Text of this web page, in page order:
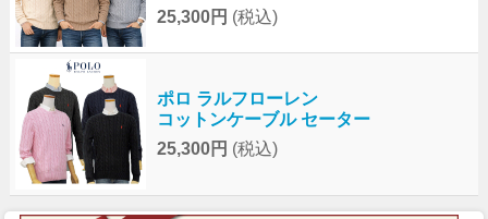
25,300円 (税込)
ポロ ラルフローレン
コットンケーブル セーター
25,300円 (税込)